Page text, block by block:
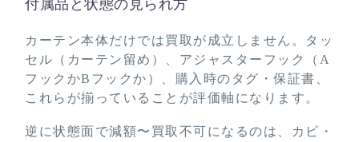
付属品と状態の見られ方
カーテン本体だけでは買取が成立しません。タッ
セル（カーテン留め）、アジャスターフック（A
フックかBフックか）、購入時のタグ・保証書、
これらが揃っていることが評価軸になります。
逆に状態面で減額〜買取不可になるのは、カビ・